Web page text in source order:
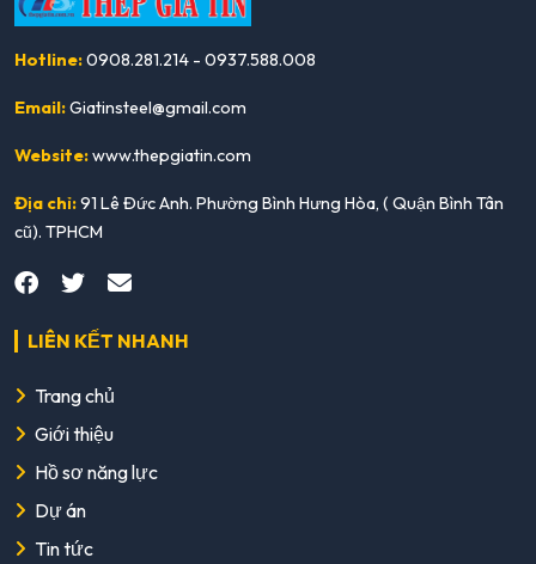
Hotline:0908.281.214 - 0937.588.008
Email:Giatinsteel@gmail.com
Website:www.thepgiatin.com
Địa chỉ:91 Lê Đức Anh. Phường Bình Hưng Hòa, ( Quận Bình Tân
cũ). TPHCM
LIÊN KẾT NHANH
Trang chủ
Giới thiệu
Hồ sơ năng lực
Dự án
Tin tức